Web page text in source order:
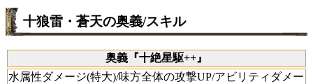
十狼雷・蒼天の奥義/スキル
奥義『十絶星駆++』
水属性ダメージ(特大)/味方全体の攻撃UP/アビリティダメー